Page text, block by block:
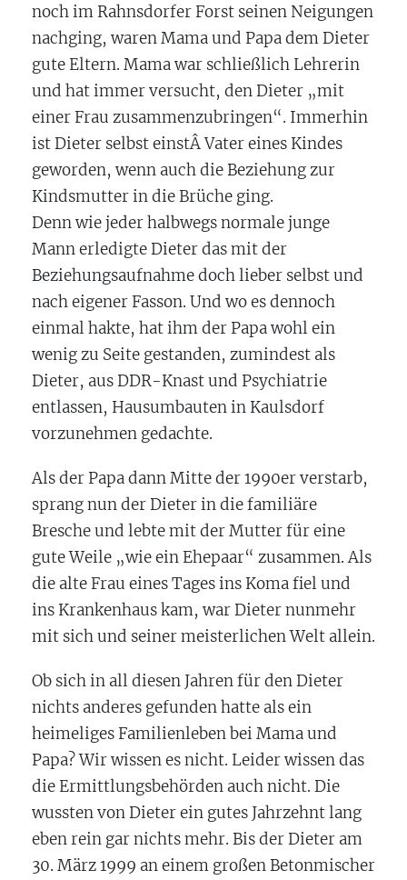
noch im Rahnsdorfer Forst seinen Neigungen
nachging, waren Mama und Papa dem Dieter
gute Eltern. Mama war schließlich Lehrerin
und hat immer versucht, den Dieter „mit
einer Frau zusammenzubringen“. Immerhin
ist Dieter selbst einstÂ Vater eines Kindes
geworden, wenn auch die Beziehung zur
Kindsmutter in die Brüche ging.
Denn wie jeder halbwegs normale junge
Mann erledigte Dieter das mit der
Beziehungsaufnahme doch lieber selbst und
nach eigener Fasson. Und wo es dennoch
einmal hakte, hat ihm der Papa wohl ein
wenig zu Seite gestanden, zumindest als
Dieter, aus DDR-Knast und Psychiatrie
entlassen, Hausumbauten in Kaulsdorf
vorzunehmen gedachte.
Als der Papa dann Mitte der 1990er verstarb,
sprang nun der Dieter in die familiäre
Bresche und lebte mit der Mutter für eine
gute Weile „wie ein Ehepaar“ zusammen. Als
die alte Frau eines Tages ins Koma fiel und
ins Krankenhaus kam, war Dieter nunmehr
mit sich und seiner meisterlichen Welt allein.
Ob sich in all diesen Jahren für den Dieter
nichts anderes gefunden hatte als ein
heimeliges Familienleben bei Mama und
Papa? Wir wissen es nicht. Leider wissen das
die Ermittlungsbehörden auch nicht. Die
wussten von Dieter ein gutes Jahrzehnt lang
eben rein gar nichts mehr. Bis der Dieter am
30. März 1999 an einem großen Betonmischer